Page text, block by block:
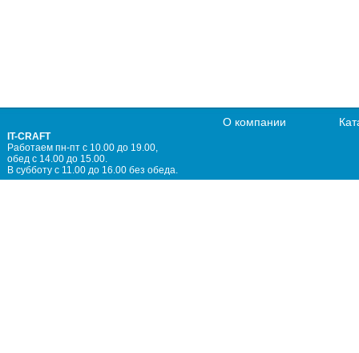
IT-CRAFT
Работаем пн-пт с 10.00 до 19.00,
обед с 14.00 до 15.00.
В субботу с 11.00 до 16.00 без обеда.
О компании